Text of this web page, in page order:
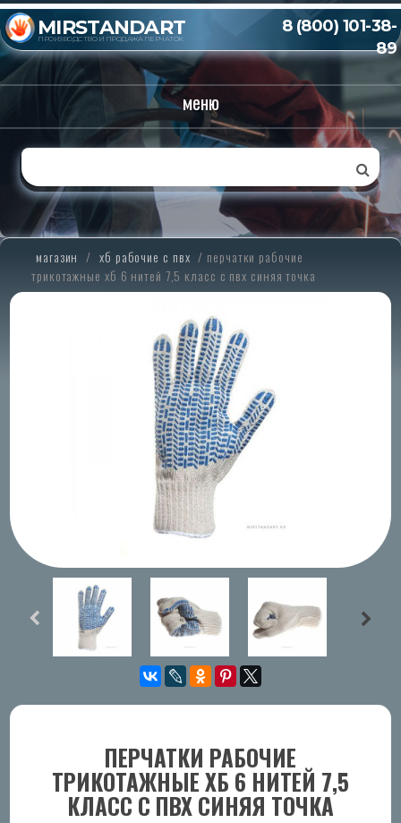
MIRSTANDART
ПРОИЗВОДСТВО И ПРОДАЖА ПЕРЧАТОК
8 (800) 101-38-
89
меню
магазин / хб рабочие с пвх / перчатки рабочие
трикотажные хб 6 нитей 7,5 класс с пвх синяя точка
ПЕРЧАТКИ РАБОЧИЕ
ТРИКОТАЖНЫЕ ХБ 6 НИТЕЙ 7,5
КЛАСС С ПВХ СИНЯЯ ТОЧКА